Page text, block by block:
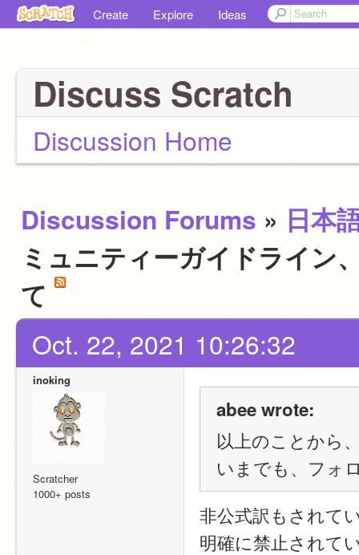
Create Explore Ideas
Discuss Scratch
Discussion Home
Discussion Forums » 日本
ミュニティーガイドライン
て
Oct. 22, 2021 10:26:32
inoking
Scratcher
1000+ posts
abee wrote:
以上のことから
いまでも、フォ
非公式訳もされて
明確に禁止されて